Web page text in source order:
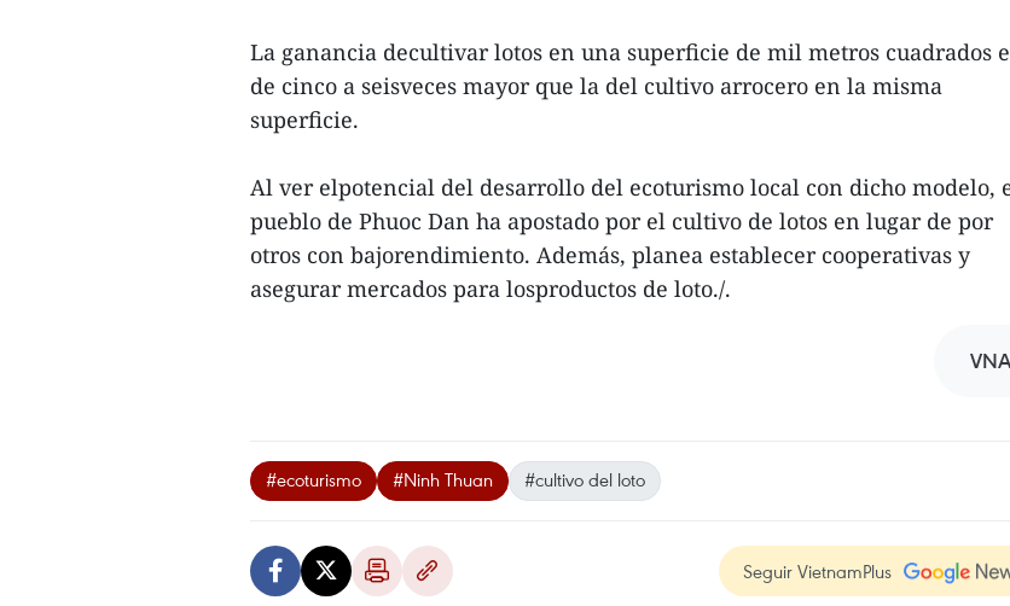
La ganancia decultivar lotos en una superficie de mil metros cuadrados
de cinco a seisveces mayor que la del cultivo arrocero en la misma
superficie.
Al ver elpotencial del desarrollo del ecoturismo local con dicho modelo,
pueblo de Phuoc Dan ha apostado por el cultivo de lotos en lugar de por
otros con bajorendimiento. Además, planea establecer cooperativas y
asegurar mercados para losproductos de loto./.
VNA
#ecoturismo #Ninh Thuan #cultivo del loto
Seguir VietnamPlus